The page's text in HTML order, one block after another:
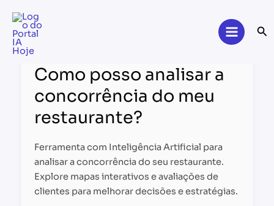
content
Como posso analisar a
concorrência do meu
restaurante?
Ferramenta com Inteligência Artificial para
analisar a concorrência do seu restaurante.
Explore mapas interativos e avaliações de
clientes para melhorar decisões e estratégias.
analisar
concorrência
do
restaurante?